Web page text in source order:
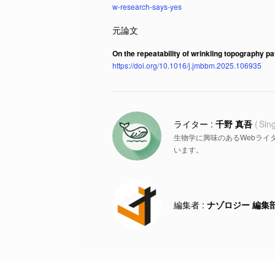
w-research-says-yes
On the repeatability of wrinkling topography
https://doi.org/10.1016/j.jmbbm.2025.106935
千野 真吾
生物学に興味のあるWebライ
います。
ナゾロジー 編集